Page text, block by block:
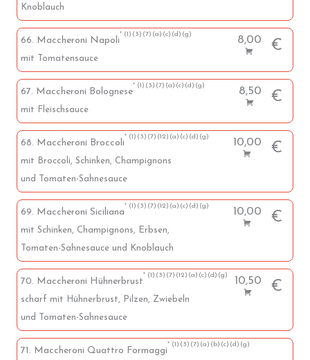
Knoblauch
66. Maccheroni Napoli
1 3 7 a c d g 8,00 €
mit Tomatensauce
67. Maccheroni Bolognese
1 3 7 a c d g 8,50 €
mit Fleischsauce
68. Maccheroni Broccoli
1 3 7 12 a c d g 10,00 €
mit Broccoli, Schinken, Champignons
und Tomaten-Sahnesauce
69. Maccheroni Siciliana
1 3 7 12 a c d g 10,00 €
mit Schinken, Champignons, Erbsen,
Tomaten-Sahnesauce und Knoblauch
70. Maccheroni Hühnerbrust
1 3 7 12 a c d g 10,50 €
scharf mit Hühnerbrust, Pilzen, Zwiebeln
und Tomaten-Sahnesauce
71. Maccheroni Quattro Formaggi
1 3 7 a b c d g